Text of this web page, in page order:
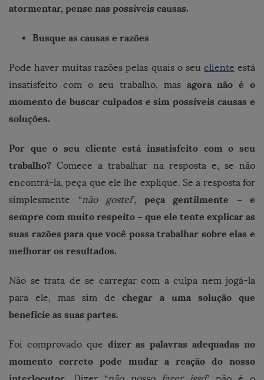
atormentar, pense nas possíveis causas.
Busque as causas e razões
Pode haver muitas razões pelas quais o seu cliente está
insatisfeito com o seu trabalho, mas agora não é o
momento de buscar culpados e sim possíveis causas e
soluções.
Por que o seu cliente está insatisfeito com o seu
trabalho? Comece a trabalhar na resposta e, se não
encontrá-la, peça que ele lhe explique. Se a resposta for
simplesmente “não gostei”, peça gentilmente – e
sempre com muito respeito – que ele tente explicar as
suas razões para que você possa trabalhar sobre elas e
melhorar os resultados.
Não se trata de se carregar com a culpa nem jogá-la
para ele, mas sim dechegar a uma solução que
beneficie as suas partes.
Foi comprovado que dizer as palavras adequadas no
momento correto pode mudar a reação do nosso